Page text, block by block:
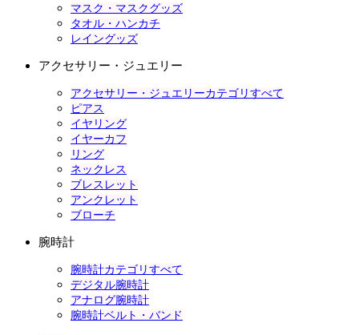
マスク・マスクグッズ
タオル・ハンカチ
レイングッズ
アクセサリー・ジュエリー
アクセサリー・ジュエリーカテゴリすべて
ピアス
イヤリング
イヤーカフ
リング
ネックレス
ブレスレット
アンクレット
ブローチ
腕時計
腕時計カテゴリすべて
デジタル腕時計
アナログ腕時計
腕時計ベルト・バンド